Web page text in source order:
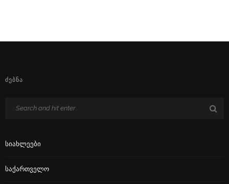
ᲫᲔᲑᲜᲐ
Სიახლეები
Საქართველო